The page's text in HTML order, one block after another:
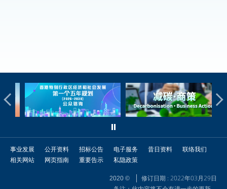
事业发展 公开资料 招标公告 电子服务 昔日资料
联络我们
相关网站
网页指南 重要告示 私隐政策
2020 ©
修订日期 : 2022年03月29日